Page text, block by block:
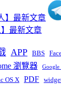
APP BBS
瀏覽器 Google
OS X PDF